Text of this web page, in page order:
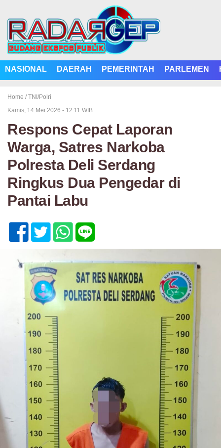
NASIONAL DAERAH PEMERINTAH PARLEMEN
Home / TNI/Polri
Kamis, 14 Mei 2026 - 12:11 WIB
Respons Cepat Laporan
Warga, Satres Narkoba
Polresta Deli Serdang
Ringkus Dua Pengedar di
Pantai Labu